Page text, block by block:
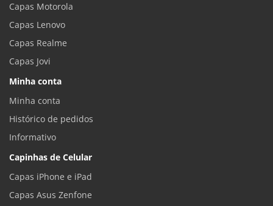
Capas Motorola
Capas Lenovo
Capas Realme
Capas Jovi
Minha conta
Minha conta
Histórico de pedidos
Informativo
Capinhas de Celular
Capas iPhone e iPad
Capas Asus Zenfone